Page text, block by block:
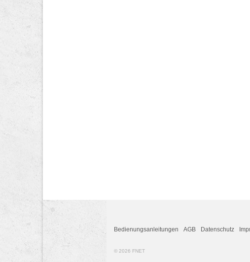
Bedienungsanleitungen AGB Datenschutz
© 2026 FNET